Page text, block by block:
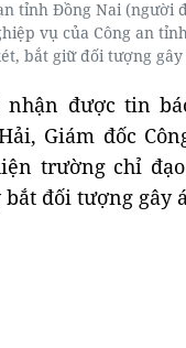
tỉnh Đồng Nai (người
vụ của Công an
bắt giữ đối tượng gây
nhận được tin
Giám đốc
trường chỉ
đối tượng gây